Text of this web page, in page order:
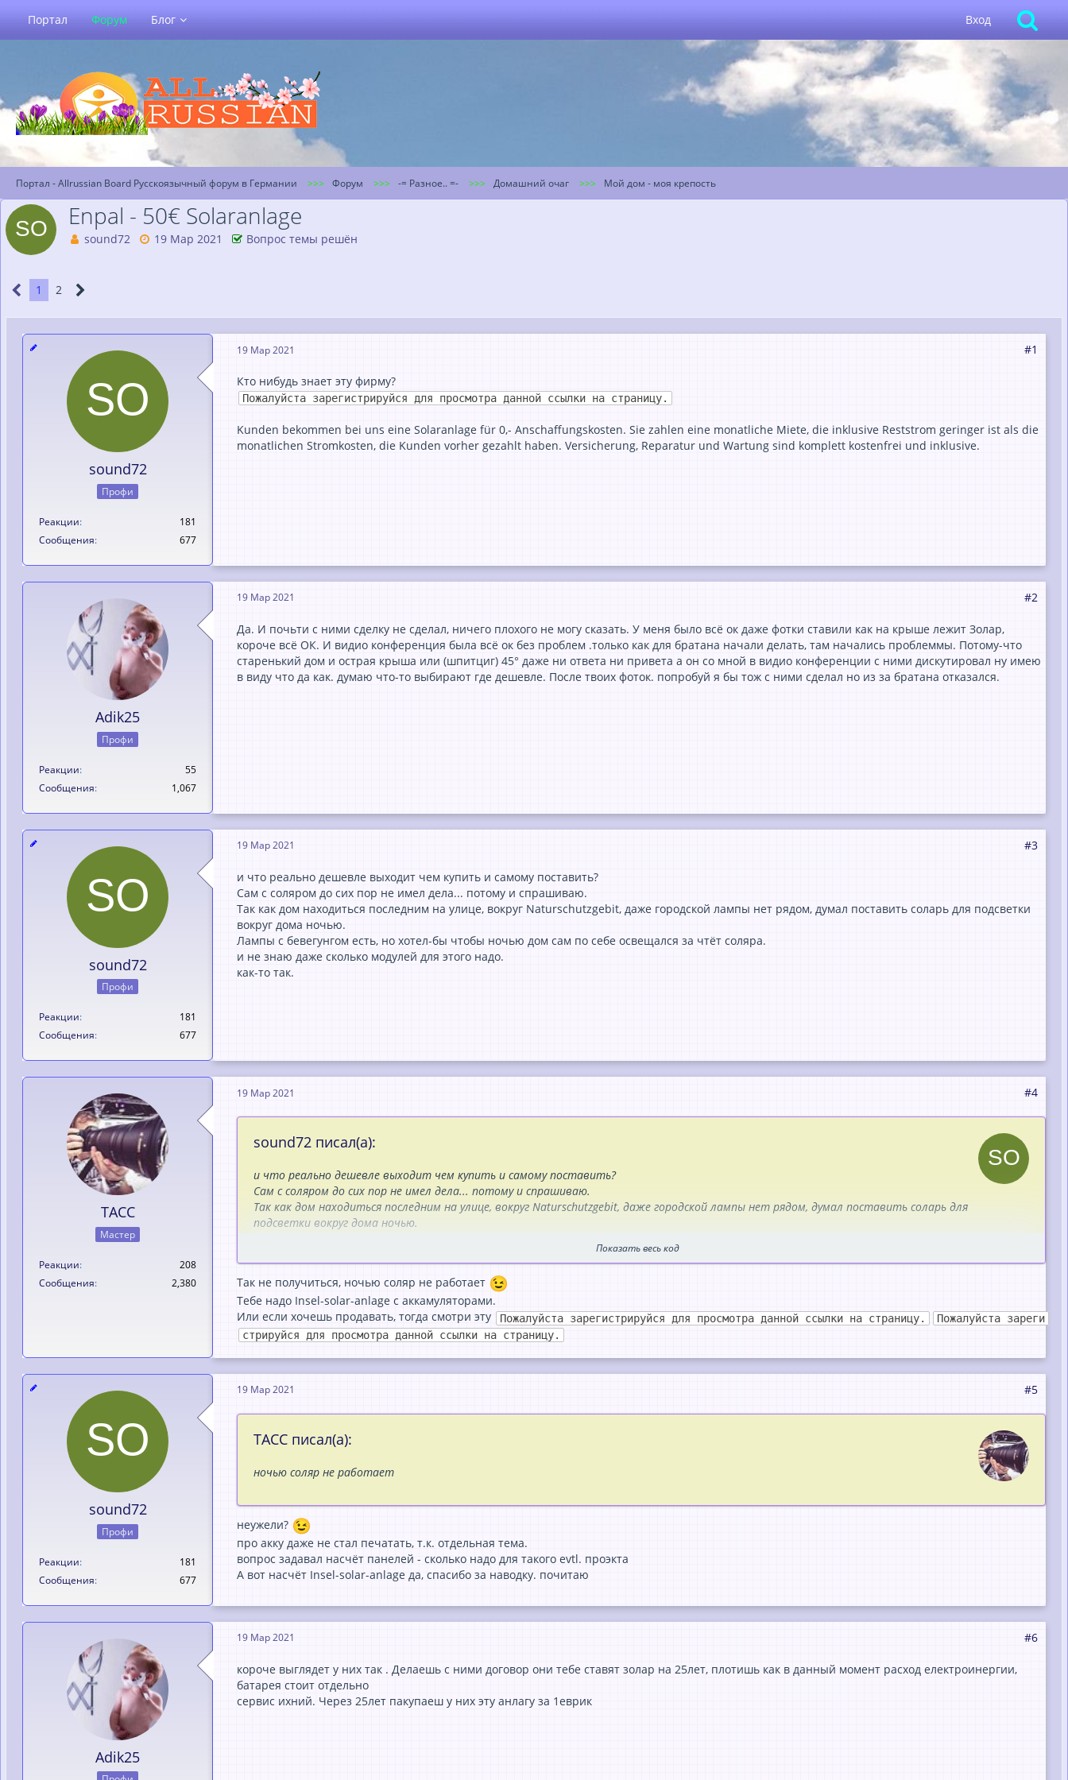
Портал Форум Блог Вход
Портал - Allrussian Board Русскоязычный форум в Германии Форум -= Разное.. =- Домашний очаг Мой дом - моя крепость
Enpal - 50€ Solaranlage
sound72 19 Мар 2021 Вопрос темы решён
1 2
sound72
Профи
Реакции
181
Сообщения
677
19 Мар 2021 #1
Кто нибудь знает эту фирму?
Пожалуйста зарегистрируйся для просмотра данной ссылки на страницу.
Kunden bekommen bei uns eine Solaranlage für 0,- Anschaffungskosten. Sie zahlen eine monatliche Miete, die inklusive Reststrom geringer ist als die
monatlichen Stromkosten, die Kunden vorher gezahlt haben. Versicherung, Reparatur und Wartung sind komplett kostenfrei und inklusive.
Adik25
Профи
Реакции
55
Сообщения
1,067
19 Мар 2021 #2
Да. И почьти с ними сделку не сделал, ничего плохого не могу сказать. У меня было всё ок даже фотки ставили как на крыше лежит Золар,
короче всё ОК. И видио конференция была всё ок без проблем .только как для братана начали делать, там начались проблеммы. Потому-что
старенький дом и острая крыша или (шпитциг) 45° даже ни ответа ни привета а он со мной в видио конференции с ними дискутировал ну имею
в виду что да как. думаю что-то выбирают где дешевле. После твоих фоток. попробуй я бы тож с ними сделал но из за братана отказался.
sound72
Профи
Реакции
181
Сообщения
677
19 Мар 2021 #3
и что реально дешевле выходит чем купить и самому поставить?
Сам с соляром до сих пор не имел дела... потому и спрашиваю.
Так как дом находиться последним на улице, вокруг Naturschutzgebit, даже городской лампы нет рядом, думал поставить соларь для подсветки
вокруг дома ночью.
Лампы с бевегунгом есть, но хотел-бы чтобы ночью дом сам по себе освещался за чтёт соляра.
и не знаю даже сколько модулей для этого надо.
как-то так.
TACC
Мастер
Реакции
208
Сообщения
2,380
19 Мар 2021 #4
sound72 писал(а):
и что реально дешевле выходит чем купить и самому поставить?
Сам с соляром до сих пор не имел дела... потому и спрашиваю.
Так как дом находиться последним на улице, вокруг Naturschutzgebit, даже городской лампы нет рядом, думал поставить соларь для
подсветки вокруг дома ночью.
Показать весь код
Так не получиться, ночью соляр не работает
Тебе надо Insel-solar-anlage с аккамуляторами.
Или если хочешь продавать, тогда смотри эту
Пожалуйста зарегистрируйся для просмотра данной ссылки на страницу.
Пожалуйста зареги
стрируйся для просмотра данной ссылки на страницу.
sound72
Профи
Реакции
181
Сообщения
677
19 Мар 2021 #5
TACC писал(а):
ночью соляр не работает
неужели?
про акку даже не стал печатать, т.к. отдельная тема.
вопрос задавал насчёт панелей - сколько надо для такого evtl. проэкта
А вот насчёт Insel-solar-anlage да, спасибо за наводку. почитаю
Adik25
19 Мар 2021 #6
короче выглядет у них так . Делаешь с ними договор они тебе ставят золар на 25лет, плотишь как в данный момент расход електроинергии,
батарея стоит отдельно
сервис ихний. Через 25лет пакупаеш у них эту анлагу за 1еврик